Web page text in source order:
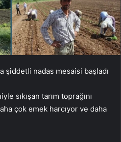
şiddetli nadas mesaisi başladı
sıkışan tarım toprağını
çok emek harcıyor ve daha